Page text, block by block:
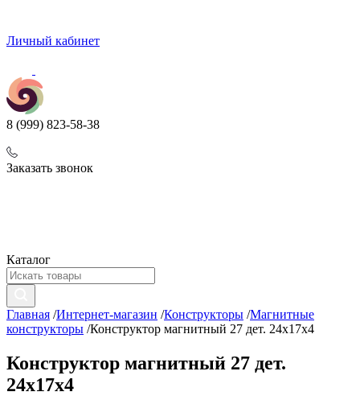
Личный кабинет
8 (999) 823-58-38
Заказать звонок
Каталог
Главная /Интернет-магазин /Конструкторы /Магнитные
конструкторы /Конструктор магнитный 27 дет. 24х17х4
Конструктор магнитный 27 дет.
24х17х4